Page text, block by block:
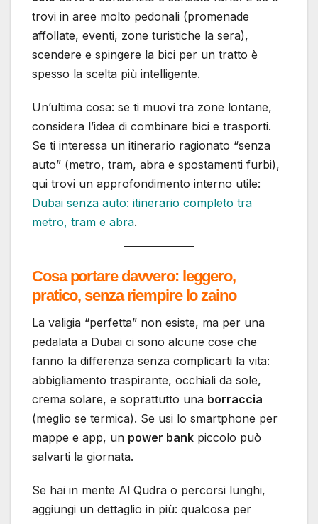
trovi in aree molto pedonali (promenade
affollate, eventi, zone turistiche la sera),
scendere e spingere la bici per un tratto è
spesso la scelta più intelligente.
Un’ultima cosa: se ti muovi tra zone lontane,
considera l’idea di combinare bici e trasporti.
Se ti interessa un itinerario ragionato “senza
auto” (metro, tram, abra e spostamenti furbi),
qui trovi un approfondimento interno utile:
Dubai senza auto: itinerario completo tra
metro, tram e abra.
Cosa portare davvero: leggero,
pratico, senza riempire lo zaino
La valigia “perfetta” non esiste, ma per una
pedalata a Dubai ci sono alcune cose che
fanno la differenza senza complicarti la vita:
abbigliamento traspirante, occhiali da sole,
crema solare, e soprattutto una borraccia
(meglio se termica). Se usi lo smartphone per
mappe e app, un power bank piccolo può
salvarti la giornata.
Se hai in mente Al Qudra o percorsi lunghi,
aggiungi un dettaglio in più: qualcosa per